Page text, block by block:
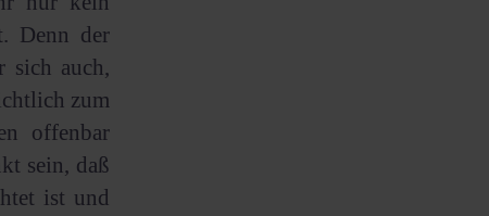
Denn der
sich auch,
zum
offenbar
sein, daß
ist und